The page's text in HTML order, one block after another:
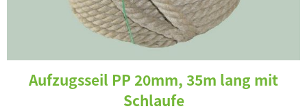
Aufzugsseil PP 20mm, 35m lang mit
Schlaufe